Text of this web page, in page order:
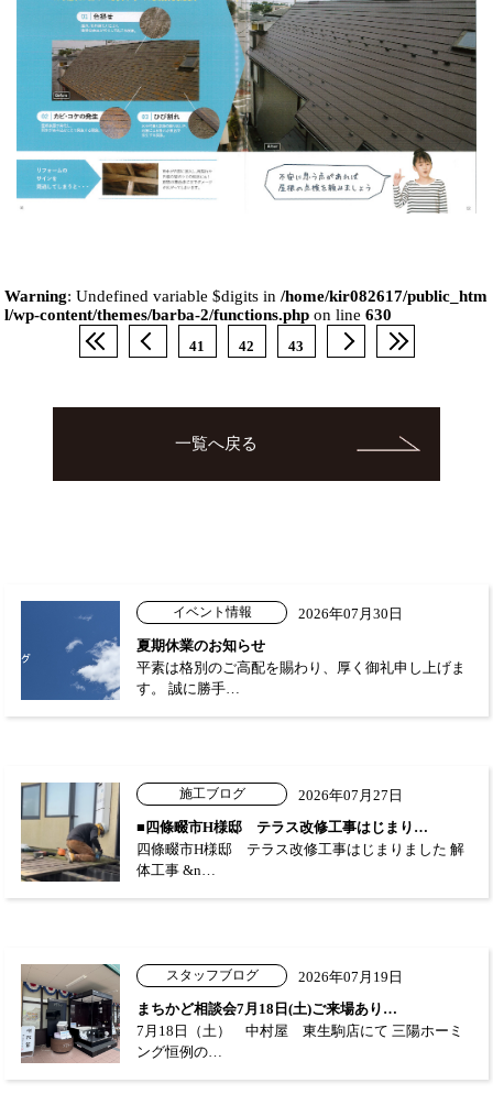
Warning: Undefined variable $digits in/home/kir082617/public_htm
l/wp-content/themes/barba-2/functions.php on line630
41 42 43
一覧へ戻る
イベント情報
2026年07月30日
夏期休業のお知らせ
平素は格別のご高配を賜わり、厚く御礼申し上げま
す。 誠に勝手…
施工ブログ
2026年07月27日
■四條畷市H様邸 テラス改修工事はじまり…
四條畷市H様邸 テラス改修工事はじまりました 解
体工事 &n…
スタッフブログ
2026年07月19日
まちかど相談会7月18日(土)ご来場あり…
7月18日（土） 中村屋 東生駒店にて 三陽ホーミ
ング恒例の…